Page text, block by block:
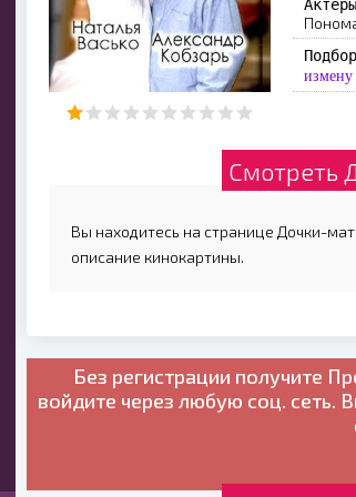
измену
Смотреть
Вы находитесь на странице Дочки-
описание кинокартины.
Без регистрации получите
войдите через любую соц. сеть.